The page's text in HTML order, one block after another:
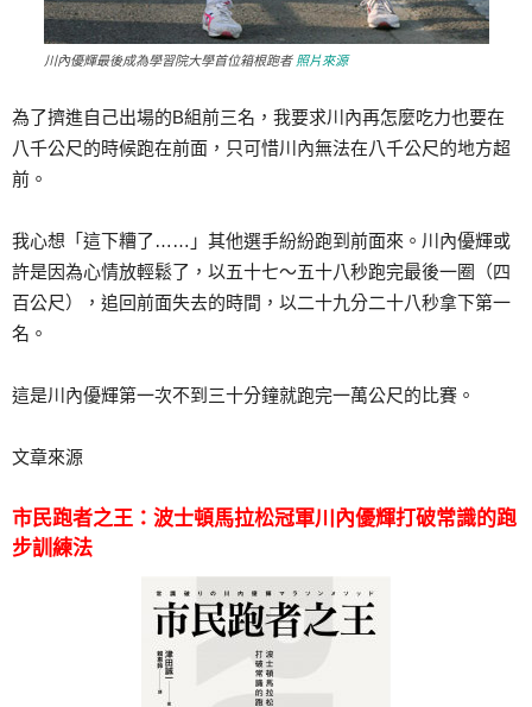
川內優輝最後成為學習院大學首位箱根跑者 照片來源
為了擠進自己出場的B組前三名，我要求川內再怎麼吃力也要在
八千公尺的時候跑在前面，只可惜川內無法在八千公尺的地方超
前。
我心想「這下糟了……」其他選手紛紛跑到前面來。川內優輝或
許是因為心情放輕鬆了，以五十七～五十八秒跑完最後一圈（四
百公尺），追回前面失去的時間，以二十九分二十八秒拿下第一
名。
這是川內優輝第一次不到三十分鐘就跑完一萬公尺的比賽。
文章來源
市民跑者之王：波士頓馬拉松冠軍川內優輝打破常識的跑
步訓練法